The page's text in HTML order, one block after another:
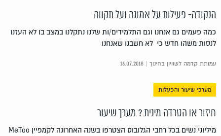
הנקודה- פעילות על אמונה ועל תקווה
כמה פעמים גם אנחנו וגם התלמידים/ות שלנו נתקלנו במצב בו לא העזנו
לנסות משהו חדש כי לא חשבנו שאנחנו
עמותת קדמה לשוויון בחינוך | 16.07.2018
מערכי שיעור והפעלות
חיזור או הטרדה מינית ? מערך שיעור
מיליוני נשים בכל רחבי הגלובוס הצטרפו בשנה האחרונה לקמפיין MeToo